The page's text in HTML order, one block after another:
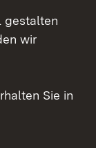
gestalten
wir
Sie in